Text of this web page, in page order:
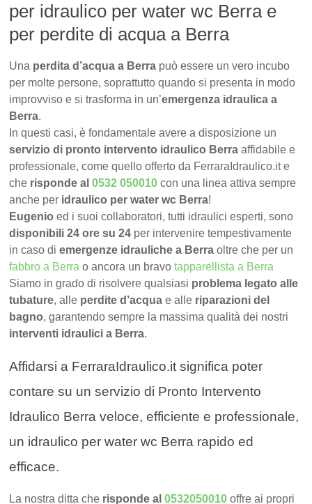
per idraulico per water wc Berra e
per perdite di acqua a Berra
Una perdita d’acqua a Berra può essere un vero incubo
per molte persone, soprattutto quando si presenta in modo
improvviso e si trasforma in un’emergenza idraulica a
Berra.
In questi casi, è fondamentale avere a disposizione un
servizio di pronto intervento idraulico Berraaffidabile e
professionale, come quello offerto da FerraraIdraulico.it e
che risponde al0532 050010 con una linea attiva sempre
anche per idraulico per water wc Berra!
Eugenio ed i suoi collaboratori, tutti idraulici esperti, sono
disponibili 24 ore su 24 per intervenire tempestivamente
in caso diemergenze idrauliche a Berraoltre che per un
fabbro a Berra o ancora un bravotapparellista a Berra
Siamo in grado di risolvere qualsiasi problema legato alle
tubature, alle perdite d’acqua e alle riparazioni del
bagno, garantendo sempre la massima qualità dei nostri
interventi idraulici a Berra.
Affidarsi a FerraraIdraulico.it significa poter
contare su un servizio di Pronto Intervento
Idraulico Berra veloce, efficiente e professionale,
un idraulico per water wc Berra rapido ed
efficace.
La nostra ditta che risponde al0532050010 offre ai propri